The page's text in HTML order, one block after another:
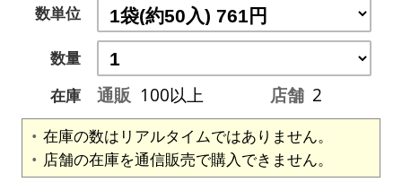
数単位
数量
在庫
通販 100以上 店舗 2
在庫の数はリアルタイムではありません。
店舗の在庫を通信販売で購入できません。